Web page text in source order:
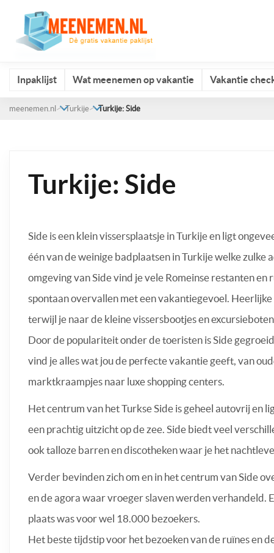
Inpaklijst Wat meenemen op vakantie Vakantie
meenemen.nl Turkije Turkije: Side
Turkije: Side
Side is een klein vissersplaatsje in Turkije en ligt
één van de weinige badplaatsen in Turkije welke
omgeving van Side vind je vele Romeinse restanten
spontaan overvallen met een vakantiegevoel.
terwijl je naar de kleine vissersbootjes en
Door de populariteit onder de toeristen is Side
vind je alles wat jou de perfecte vakantie geeft, van
marktkraampjes naar luxe shopping centers.
Het centrum van het Turkse Side is geheel autovrij en
een prachtig uitzicht op de zee. Side biedt veel
ook talloze barren en discotheken waar je het
Verder bevinden zich om en in het centrum van Side
en de agora waar vroeger slaven werden verhandeld.
plaats was voor wel 18.000 bezoekers.
Het beste tijdstip voor het bezoeken van de ruïnes en